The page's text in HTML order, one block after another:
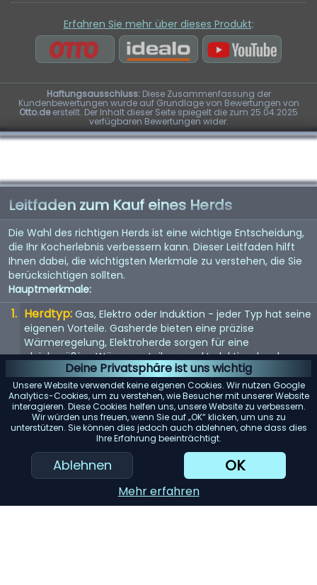
Deine Privatsphäre ist uns wichtig
Unsere Website verwendet keine eigenen Cookies. Wir nutzen Google
Analytics-Cookies, um zu verstehen, wie Besucher mit unserer Website
interagieren. Diese Cookies helfen uns, unsere Website zu verbessern.
Wir würden uns freuen, wenn Sie auf „OK“ klicken, um uns zu
unterstützen. Sie können dies jedoch auch ablehnen, ohne dass dies
Ihre Erfahrung beeinträchtigt.
Ablehnen OK
Mehr erfahren
Erfahren Sie mehr über dieses Produkt:
Haftungsausschluss:Diese Zusammenfassung der
Kundenbewertungen wurde auf Grundlage von Bewertungen von
Otto.deerstellt. Der Inhalt dieser Seite spiegelt die zum 25.04.2025
verfügbaren Bewertungen wider.
Leitfaden zum Kauf eines Herds
Die Wahl des richtigen Herds ist eine wichtige Entscheidung,
die Ihr Kocherlebnis verbessern kann. Dieser Leitfaden hilft
Ihnen dabei, die wichtigsten Merkmale zu verstehen, die Sie
berücksichtigen sollten.
Hauptmerkmale:
Herdtyp: Gas, Elektro oder Induktion - jeder Typ hat seine
eigenen Vorteile. Gasherde bieten eine präzise
Wärmeregelung, Elektroherde sorgen für eine
gleichmäßige Wärmeverteilung und Induktionsherde
ermöglichen ein schnelles und effizientes Erhitzen.
Größe: Die Größe des Herds sollte in Ihre Küche passen
und Ihren Kochbedürfnissen entsprechen.
Standardbreiten sind 30 und 36 Zoll, aber es sind auch
größere Modelle erhältlich.
Anzahl der Brenner:
Mehr Brenner bieten mehr
Flexibilität. Berücksichtigen Sie Ihre Kochgewohnheiten -
kochen Sie oft mehrere Gerichte gleichzeitig?